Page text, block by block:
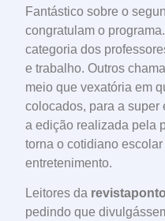
Fantástico sobre o
congratulam o
categoria dos
e trabalho. Outros
meio que vexatória em
colocados, para a super
a edição realizada pela
torna o cotidiano
entretenimento.
Leitores da
pedindo que